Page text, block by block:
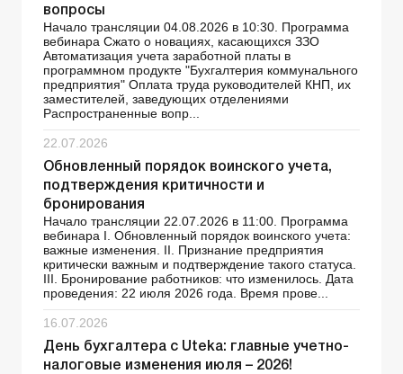
вопросы
Начало трансляции 04.08.2026 в 10:30. Программа
вебинара Сжато о новациях, касающихся ЗЗО
Автоматизация учета заработной платы в
программном продукте "Бухгалтерия коммунального
предприятия" Оплата труда руководителей КНП, их
заместителей, заведующих отделениями
Распространенные вопр...
22.07.2026
Обновленный порядок воинского учета,
подтверждения критичности и
бронирования
Начало трансляции 22.07.2026 в 11:00. Программа
вебинара І. Обновленный порядок воинского учета:
важные изменения. ІІ. Признание предприятия
критически важным и подтверждение такого статуса.
ІІІ. Бронирование работников: что изменилось. Дата
проведения: 22 июля 2026 года. Время прове...
16.07.2026
День бухгалтера с Uteka: главные учетно-
налоговые изменения июля – 2026!